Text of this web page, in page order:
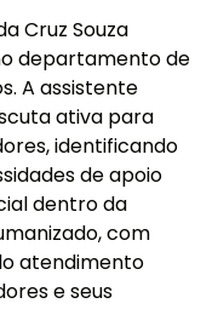
Cruz Souza
departamento de
A assistente
ativa para
identificando
de apoio
dentro da
com
atendimento
e seus